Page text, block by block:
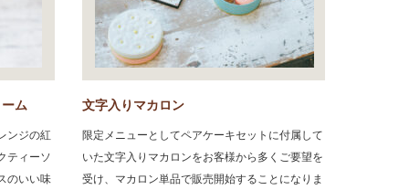
ム
ンジの紅
ティーソ
のいい味
文字入りマカロン
限定メニューとしてペアケーキセットに付属して
いた文字入りマカロンをお客様から多くご要望を
受け、マカロン単品で販売開始することになりま